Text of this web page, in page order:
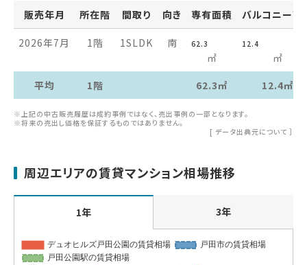
販売年月 所在階 間取り 向き 専有面積 バルコニー面
2026年7月 1階 1SLDK 南 62.3
㎡
12.4
㎡
平均
1階 62.3㎡ 12.4㎡
※上記の中古販売履歴は成約事例ではなく、売出事例の一部となります。
※将来の売出し価格を保証するものではありません。
[ データ出典元について ］
周辺エリアの賃貸マンション相場推移
1年 3年